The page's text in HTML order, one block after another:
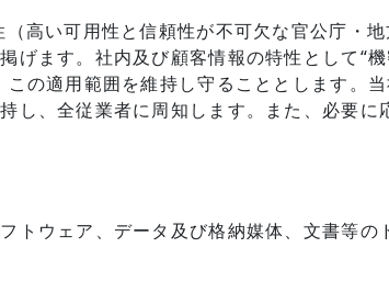
高い可用性と信頼性が不可欠な官公庁・
ます。社内及び顧客情報の特性として“
の適用範囲を維持し守ることとします。
し、全従業者に周知します。また、必要に
トウェア、データ及び格納媒体、文書等の